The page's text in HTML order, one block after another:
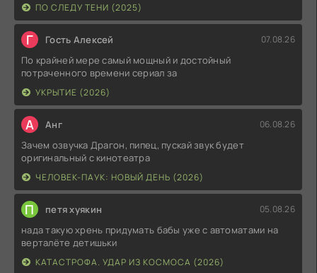
ПО СЛЕДУ ТЕНИ (2025)
Г Гость Алексей 07.08.26
По крайней мере самый мощный и достойный
потраченного времени сериал за
УКРЫТИЕ (2026)
А Анг 06.08.26
Зачем озвучка Драгон, пипец, пускай звук будет
оригинальный с кинотеатра
ЧЕЛОВЕК-ПАУК: НОВЫЙ ДЕНЬ (2026)
П петя хуякин 05.08.26
нада такую хрень придумать бабы уже с автоматами на
верталёте детишьки
КАТАСТРОФА. УДАР ИЗ КОСМОСА (2026)